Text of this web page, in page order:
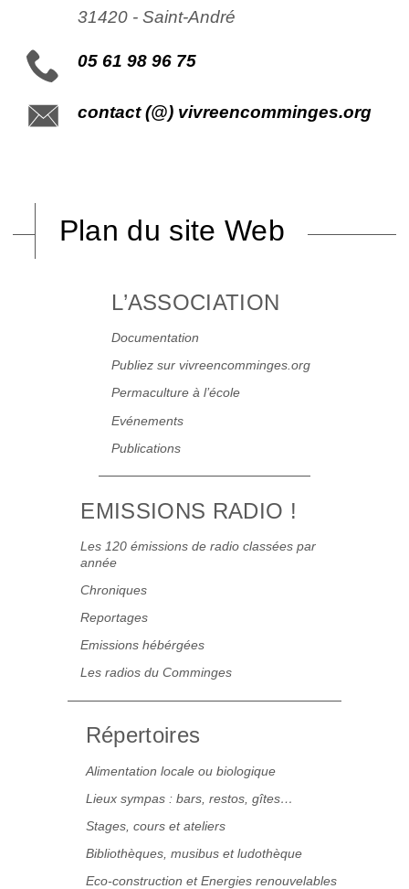
31420 -Saint-André
05 61 98 96 75
contact (@) vivreencomminges.org
Plan du site Web
L’ASSOCIATION
Documentation
Publiez sur vivreencomminges.org
Permaculture à l’école
Evénements
Publications
EMISSIONS RADIO !
Les 120 émissions de radio classées par
année
Chroniques
Reportages
Emissions hébérgées
Les radios du Comminges
Répertoires
Alimentation locale ou biologique
Lieux sympas : bars, restos, gîtes…
Stages, cours et ateliers
Bibliothèques, musibus et ludothèque
Eco-construction et Energies renouvelables